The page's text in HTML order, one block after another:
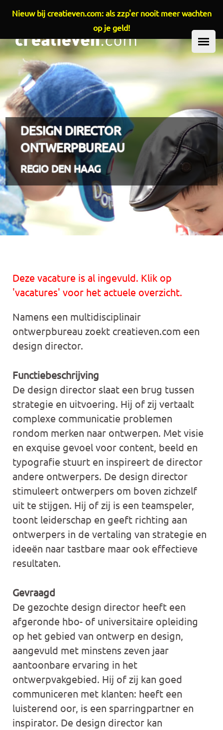
Overslaan en naar de inhoud gaan
HOOFDMENU
DESIGN DIRECTOR
ONTWERPBUREAU
REGIO DEN HAAG
Deze vacature is al ingevuld. Klik op
'vacatures' voor het actuele overzicht.
Namens een multidisciplinair
ontwerpbureau zoekt creatieven.com een
design director.
Functiebeschrijving
De design director slaat een brug tussen
strategie en uitvoering. Hij of zij vertaalt
complexe communicatie problemen
rondom merken naar ontwerpen. Met visie
en exquise gevoel voor content, beeld en
typografie stuurt en inspireert de director
andere ontwerpers. De design director
stimuleert ontwerpers om boven zichzelf
uit te stijgen. Hij of zij is een teamspeler,
toont leiderschap en geeft richting aan
ontwerpers in de vertaling van strategie en
ideeën naar tastbare maar ook effectieve
resultaten.
Gevraagd
De gezochte design director heeft een
afgeronde hbo- of universitaire opleiding
op het gebied van ontwerp en design,
aangevuld met minstens zeven jaar
aantoonbare ervaring in het
ontwerpvakgebied. Hij of zij kan goed
communiceren met klanten: heeft een
luisterend oor, is een sparringpartner en
inspirator. De design director kan
Nieuw bij creatieven.com: als zzp'er nooit meer wachten
op je geld!